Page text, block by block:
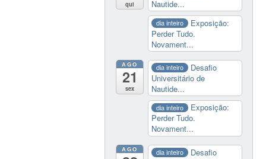
qui
Nautide...
dia inteiro
Exposição:
Perder Tudo.
Novament...
AGO
21
sex
dia inteiro
Desafio
Universitário de
Nautide...
dia inteiro
Exposição:
Perder Tudo.
Novament...
AGO dia inteiro
Desafio